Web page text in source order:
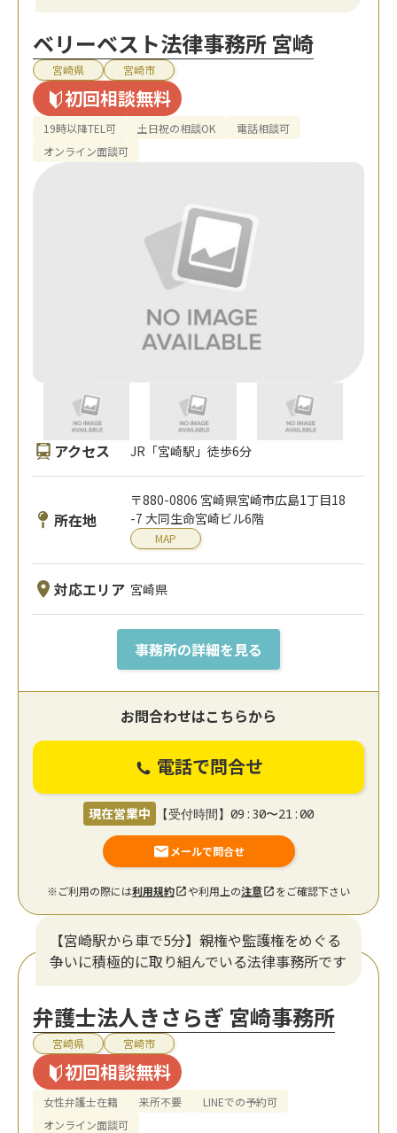
ベリーベスト法律事務所 宮崎
宮崎県 宮崎市
初回相談無料
19時以降TEL可 土日祝の相談OK
電話相談可
オンライン面談可
アクセス JR「宮崎駅」徒歩6分
所在地
〒880-0806 宮崎県宮崎市広島1丁目18
-7 大同生命宮崎ビル6階
MAP
対応エリア 宮崎県
事務所の詳細を見る
お問合わせはこちらから
電話で問合せ
現在営業中 【受付時間】09:30〜21:00
メールで問合せ
※ご利用の際には利用規約 や利用上の注意 をご確認下さい
【宮崎駅から車で5分】親権や監護権をめぐる
争いに積極的に取り組んでいる法律事務所です
弁護士法人きさらぎ 宮崎事務所
宮崎県 宮崎市
初回相談無料
女性弁護士在籍 来所不要
LINEでの予約可
オンライン面談可